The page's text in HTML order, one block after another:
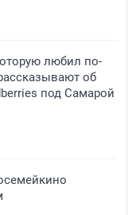
любил по-
об
под Самарой